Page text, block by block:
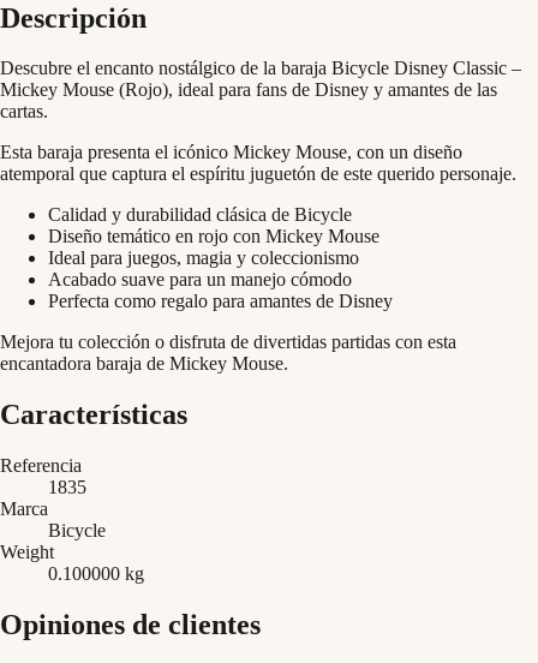
Descripción
Descubre el encanto nostálgico de la baraja Bicycle Disney Classic –
Mickey Mouse (Rojo), ideal para fans de Disney y amantes de las
cartas.
Esta baraja presenta el icónico Mickey Mouse, con un diseño
atemporal que captura el espíritu juguetón de este querido personaje.
Calidad y durabilidad clásica de Bicycle
Diseño temático en rojo con Mickey Mouse
Ideal para juegos, magia y coleccionismo
Acabado suave para un manejo cómodo
Perfecta como regalo para amantes de Disney
Mejora tu colección o disfruta de divertidas partidas con esta
encantadora baraja de Mickey Mouse.
Características
Referencia
1835
Marca
Bicycle
Weight
0.100000 kg
Opiniones de clientes